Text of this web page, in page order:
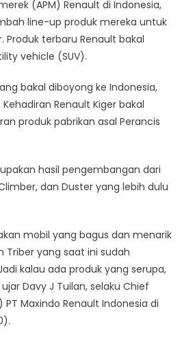
Siap
di
Boyong
(APM) Renault di Indonesia,
line-up produk mereka untuk
terbaru Renault bakal
vehicle (SUV).
bakal diboyong ke Indonesia,
Renault Kiger bakal
produk pabrikan asal Perancis
hasil pengembangan dari
dan Duster yang lebih dulu
mobil yang bagus dan menarik
Triber yang saat ini sudah
kalau ada produk yang serupa,
Davy J Tuilan, selaku Chief
Maxindo Renault Indonesia di